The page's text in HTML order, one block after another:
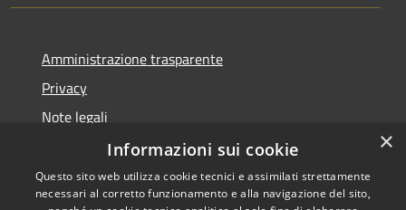
Amministrazione trasparente
Privacy
Note legali
Dichiarazione di accessibilità
×
Informazioni sui cookie
Questo sito web utilizza cookie tecnici e assimilati strettamente
necessari al corretto funzionamento e alla navigazione del sito,